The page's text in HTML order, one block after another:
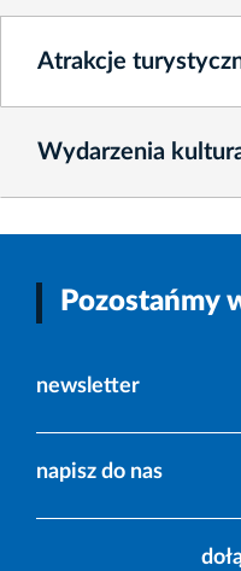
Atrakcje
Wydarzenia
Pozostańmy
newsletter
napisz do nas